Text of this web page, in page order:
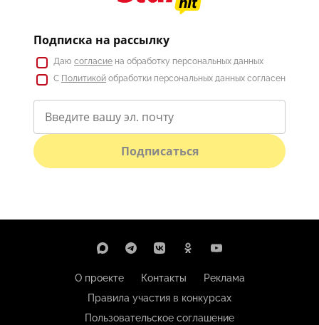
Подписка на рассылку
Даю согласие на обработку персональных данных
С Политикой обработки персональных данных согласен
Подписаться
О проекте Контакты
Реклама
Правила участия в конкурсах
Пользовательское соглашение